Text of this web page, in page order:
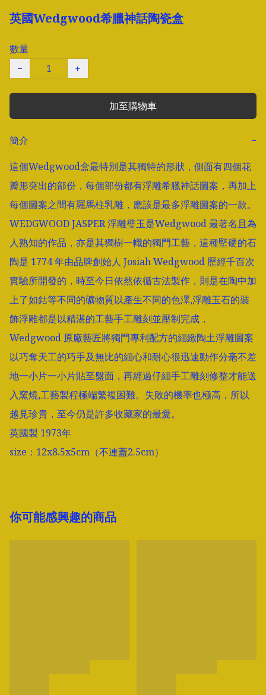
英國Wedgwood希臘神話陶瓷盒
數量
−
+
加至購物車
簡介
−
這個Wedgwood盒最特別是其獨特的形狀，側面有四個花
瓣形突出的部份，每個部份都有浮雕希臘神話圖案，再加上
每個圖案之間有羅馬柱乳雕，應該是最多浮雕圖案的一款。
WEDGWOOD JASPER 浮雕璧玉是Wedgwood 最著名且為
人熟知的作品，亦是其獨樹一幟的獨門工藝，這種堅硬的石
陶是 1774 年由品牌創始人 Josiah Wedgwood 歷經千百次
實驗所開發的，時至今日依然依循古法製作，則是在陶中加
上了如鈷等不同的礦物質以產生不同的色澤,浮雕玉石的裝
飾浮雕都是以精湛的工藝手工雕刻並壓制完成，
Wedgwood 原廠藝匠將獨門專利配方的細緻陶土浮雕圖案
以巧奪天工的巧手及無比的細心和耐心很迅速動作分毫不差
地一小片一小片貼至盤面，再經過仔細手工雕刻修整才能送
入窯燒,工藝製程極端繁複困難。失敗的機率也極高，所以
越見珍貴，至今仍是許多收藏家的最愛。
英國製 1973年
size：12x8.5x5cm（不連蓋2.5cm）
你可能感興趣的商品